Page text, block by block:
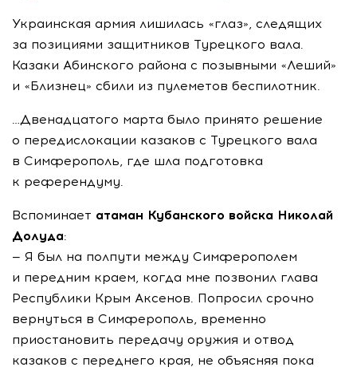
Украинская армия лишилась «глаз», следящих
за позициями защитников Турецкого вала.
Казаки Абинского района с позывными «Леший»
и «Близнец» сбили из пулеметов беспилотник.
…Двенадцатого марта было принято решение
о передислокации казаков с Турецкого вала
в Симферополь, где шла подготовка
к референдуму.
Вспоминает атаман Кубанского войска Николай
Долуда:
— Я был на полпути между Симферополем
и передним краем, когда мне позвонил глава
Республики Крым Аксенов. Попросил срочно
вернуться в Симферополь, временно
приостановить передачу оружия и отвод
казаков с переднего края, не объясняя пока